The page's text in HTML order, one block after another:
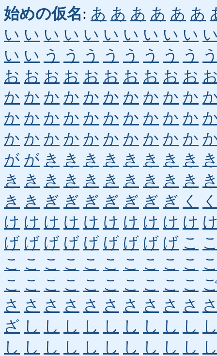
始めの仮名: あ あ あ あ あ あ
い い い い い い い い い い
い い う う う う う う う う
お お お お お お お お お お
か か か か か か か か か か
か か か か か か か か か か
か か か か か か か か か か
が が き き き き き き き き
き き き き き き き き き き
き き ぎ ぎ ぎ ぎ ぎ ぎ ぎ く
け け け け け け け け け け
げ げ げ げ げ げ げ げ げ こ
こ こ こ こ こ こ こ こ こ こ
こ こ こ こ こ こ こ こ こ こ
さ さ さ さ さ さ さ さ さ さ
ざ し し し し し し し し し
し し し し し し し し し し